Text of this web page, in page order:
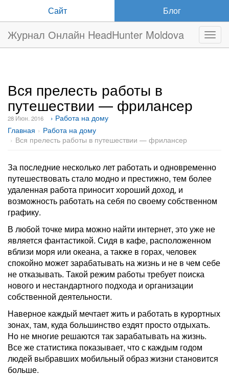
Сайт Блог
Журнал Онлайн HeadHunter Moldova
Вся прелесть работы в
путешествии — фрилансер
28 Июн. 2016
› Работа на дому
Главная
Работа на дому
Вся прелесть работы в путешествии — фрилансер
За последние несколько лет работать и одновременно
путешествовать стало модно и престижно, тем более
удаленная работа приносит хороший доход, и
возможность работать на себя по своему собственном
графику.
В любой точке мира можно найти интернет, это уже не
является фантастикой. Сидя в кафе, расположенном
вблизи моря или океана, а также в горах, человек
спокойно может зарабатывать на жизнь и не в чем себе
не отказывать. Такой режим работы требует поиска
нового и нестандартного подхода и организации
собственной деятельности.
Наверное каждый мечтает жить и работать в курортных
зонах, там, куда большинство ездят просто отдыхать.
Но не многие решаются так зарабатывать на жизнь.
Все же статистика показывает, что с каждым годом
людей выбравших мобильный образ жизни становится
больше.